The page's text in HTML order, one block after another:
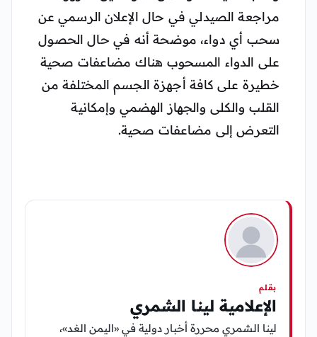
مراجعة الصيدلي في حال الإعلان الرسمي عن
سحب أي دواء، موضحة أنه في حال الحصول
على الدواء المسحوب هناك مضاعفات صحية
خطيرة على كافة أجهزة الجسم المختلفة من
القلب والكلى والجهاز الهضمي وإمكانية
التعرض إلى مضاعفات صحية.
بقلم
الإعلامية لينا الشمري
لينا الشمري محررة أخبار دولية في «اليمن الغد»،